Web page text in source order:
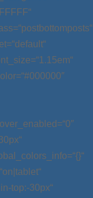
top:-30px“